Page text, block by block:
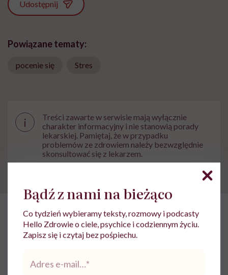
Udostępnij
Powiązane tematy:
pocenie się Stres
i
Treści zawarte w serwisie mają wyłącznie
charakter informacyjny i nie stanowią porady
lekarskiej. Pamiętaj, że w przypadku
problemów ze zdrowiem należy bezwzględnie
skonsultować się z lekarzem.
HelloZdrowie › Zdrowie › Profilaktyka › „Zemsta na śnie”,
„Zemsta na śnie”, żeby odzyskać
czas dla siebie. Psychiatra
Bądź z nami na bieżąco
Co tydzień wybieramy teksty, rozmowy i podcasty
Hello Zdrowie o ciele, psychice i codziennym życiu.
Zapisz się i czytaj bez pośpiechu.
*